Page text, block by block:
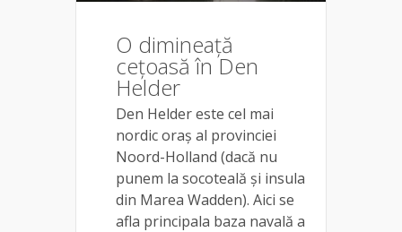
O dimineață
cețoasă în Den
Helder
Den Helder este cel mai
nordic oraș al provinciei
Noord-Holland (dacă nu
punem la socoteală și insula
din Marea Wadden). Aici se
afla principala baza navală a